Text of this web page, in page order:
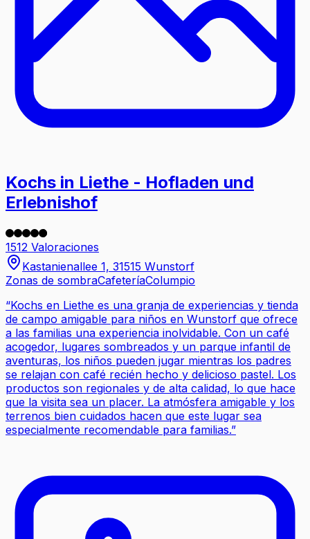
Kochs in Liethe - Hofladen und
Erlebnishof
1512 Valoraciones
Kastanienallee 1, 31515 Wunstorf
Zonas de sombraCafeteríaColumpio
“Kochs en Liethe es una granja de experiencias y tienda
de campo amigable para niños en Wunstorf que ofrece
a las familias una experiencia inolvidable. Con un café
acogedor, lugares sombreados y un parque infantil de
aventuras, los niños pueden jugar mientras los padres
se relajan con café recién hecho y delicioso pastel. Los
productos son regionales y de alta calidad, lo que hace
que la visita sea un placer. La atmósfera amigable y los
terrenos bien cuidados hacen que este lugar sea
especialmente recomendable para familias.”